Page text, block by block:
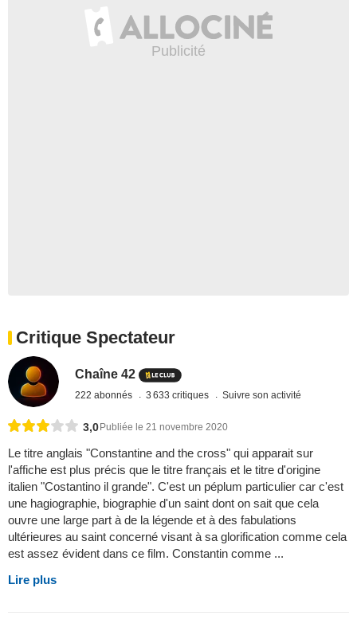
Critique Spectateur
Chaîne 42
222 abonnés 3 633 critiques Suivre son activité
3,0 Publiée le 21 novembre 2020
Le titre anglais "Constantine and the cross" qui apparait sur
l'affiche est plus précis que le titre français et le titre d'origine
italien "Costantino il grande". C'est un péplum particulier car c'est
une hagiographie, biographie d'un saint dont on sait que cela
ouvre une large part à de la légende et à des fabulations
ultérieures au saint concerné visant à sa glorification comme cela
est assez évident dans ce film. Constantin comme ...
Lire plus